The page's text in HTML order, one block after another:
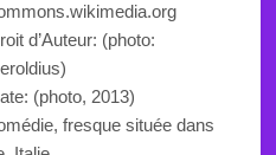
d’Auteur: (photo:
(photo, 2013)
fresque située dans